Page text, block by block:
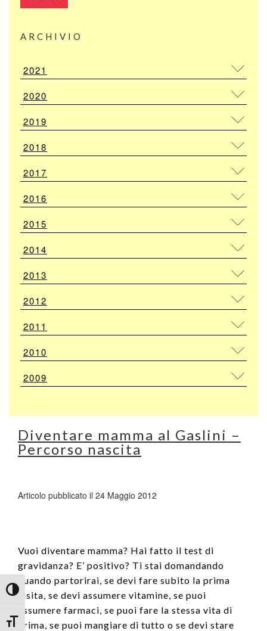
Attiva/disattiva alto contrasto
Attiva/disattiva dimensione testo
ARCHIVIO
2021
2020
2019
2018
2017
2016
2015
2014
2013
2012
2011
2010
2009
Diventare mamma al Gaslini –
Percorso nascita
Articolo pubblicato il 24 Maggio 2012
Vuoi diventare mamma? Hai fatto il test di
gravidanza? E’ positivo? Ti stai domandando
quando partorirai, se devi fare subito la prima
visita, se devi assumere vitamine, se puoi
assumere farmaci, se puoi fare la stessa vita di
prima, se puoi mangiare di tutto o se devi stare